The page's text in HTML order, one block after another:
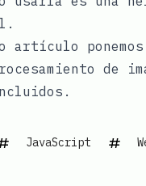
artículo ponemos
de
JavaScript